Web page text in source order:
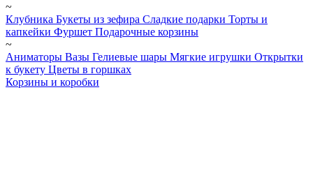
~
Клубника Букеты из зефира Сладкие подарки Торты и
капкейки Фуршет Подарочные корзины
~
Аниматоры Вазы Гелиевые шары Мягкие игрушки Открытки
к букету Цветы в горшках
Корзины и коробки